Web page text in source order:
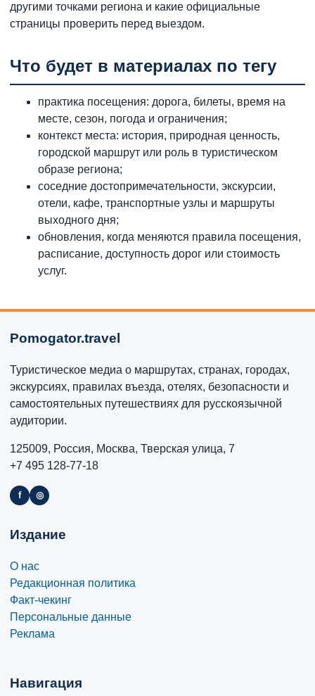
другими точками региона и какие официальные
страницы проверить перед выездом.
Что будет в материалах по тегу
практика посещения: дорога, билеты, время на
месте, сезон, погода и ограничения;
контекст места: история, природная ценность,
городской маршрут или роль в туристическом
образе региона;
соседние достопримечательности, экскурсии,
отели, кафе, транспортные узлы и маршруты
выходного дня;
обновления, когда меняются правила посещения,
расписание, доступность дорог или стоимость
услуг.
Pomogator.travel
Туристическое медиа о маршрутах, странах, городах,
экскурсиях, правилах въезда, отелях, безопасности и
самостоятельных путешествиях для русскоязычной
аудитории.
125009, Россия, Москва, Тверская улица, 7
+7 495 128-77-18
f ◎
Издание
О нас
Редакционная политика
Факт-чекинг
Персональные данные
Реклама
Навигация